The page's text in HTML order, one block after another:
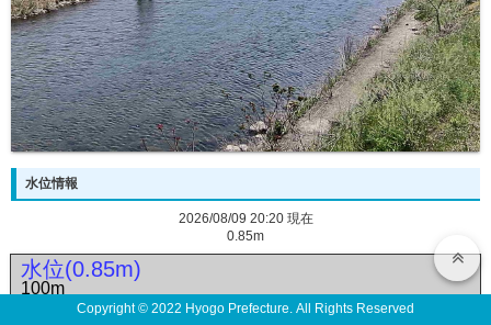
水位情報
2026/08/09 20:20 現在
0.85m
水位(0.85m)
100m
Copyright © 2022 Hyogo Prefecture. All Rights Reserved